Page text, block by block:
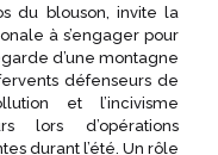
du blouson, invite la
à s’engager pour
d’une montagne
défenseurs de
et l’incivisme
lors d’opérations
durant l’été. Un rôle